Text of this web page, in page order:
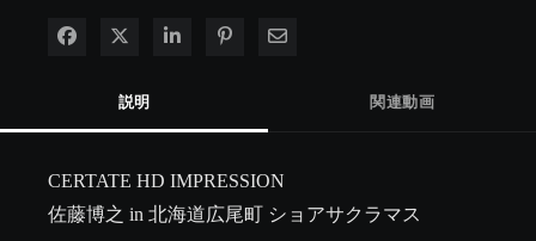
Facebook で共有
Xで共有する
LinkedIn で共有
Pinterest に投稿
電子メールで共有
説明 関連動画
CERTATE HD IMPRESSION
佐藤博之 in 北海道広尾町 ショアサクラマス